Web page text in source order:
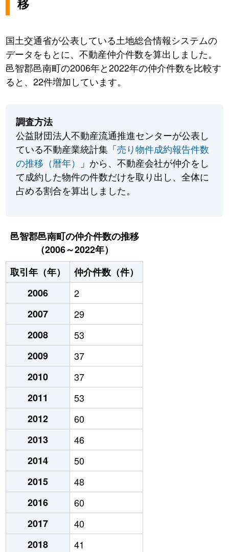
国土交通省が公表している土地総合情報システムの
データをもとに、不動産仲介件数を算出しました。
邑智郡邑南町の2006年と2022年の仲介件数を比較す
ると、22件増加しています。
調査方法
公益財団法人不動産流通推進センターが公表し
ている不動産業統計集「売り物件成約報告件数
の推移（暦年）
」から、不動産会社が仲介をし
て成約した物件の件数だけを取り出し、全体に
占める割合を算出しました。
邑智郡邑南町の仲介件数の推移
（2006～2022年）
取引年（年）
仲介件数（件）
2006
2
2007
29
2008
53
2009
37
2010
37
2011
53
2012
60
2013
46
2014
50
2015
48
2016
60
2017
40
2018
41